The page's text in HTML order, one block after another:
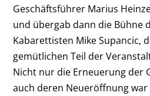
Geschäftsführer Marius
und übergab dann die Bühne
Kabarettisten Mike Supancic,
gemütlichen Teil der
Nicht nur die Erneuerung der
auch deren Neueröffnung war